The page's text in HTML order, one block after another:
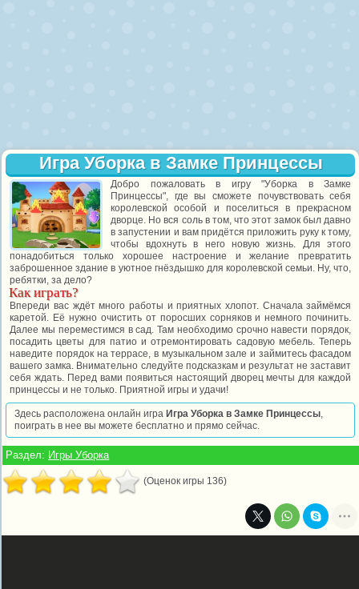
Игра Уборка в Замке Принцессы
Добро пожаловать в игру "Уборка в Замке
Принцессы", где вы сможете почувствовать себя
королевской особой и поселиться в прекрасном
дворце. Но вся соль в том, что этот замок был давно
в запустении и вам придётся приложить руку к тому,
чтобы вдохнуть в него новую жизнь. Для этого
понадобиться только хорошее настроение и желание превратить
заброшенное здание в уютное гнёздышко для королевской семьи. Ну, что,
ребятки, за дело?
Как играть?
Впереди вас ждёт много работы и приятных хлопот. Сначала займёмся
каретой. Её нужно очистить от поросших сорняков и немного починить.
Далее мы переместимся в сад. Там необходимо срочно навести порядок,
посадить цветы для патио и отремонтировать садовую мебель. Теперь
наведите порядок на террасе, в музыкальном зале и займитесь фасадом
вашего замка. Внимательно следуйте подсказкам и результат не заставит
себя ждать. Перед вами появиться настоящий дворец мечты для каждой
принцессы и не только. Приятной игры и удачи!
Здесь расположена онлайн игра Игра Уборка в Замке Принцессы,
поиграть в нее вы можете бесплатно и прямо сейчас.
Раздел: Игры Уборка
(Оценок игры 136)